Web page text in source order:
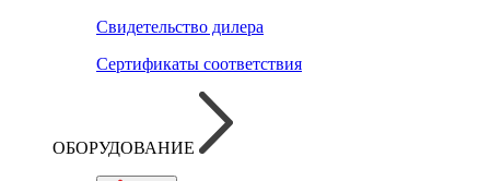
Свидетельство дилера
Сертификаты соответствия
ОБОРУДОВАНИЕ